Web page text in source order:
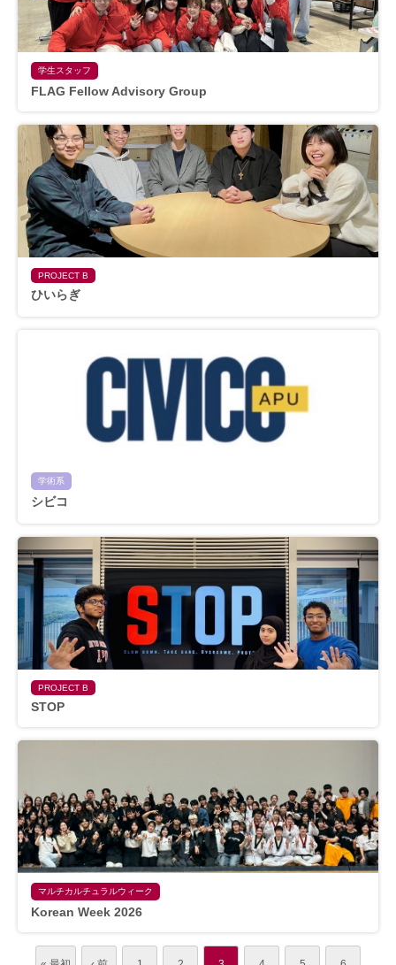
学生スタッフ
FLAG Fellow Advisory Group
PROJECT B
ひいらぎ
学術系
シビコ
PROJECT B
STOP
マルチカルチュラルウィーク
Korean Week 2026